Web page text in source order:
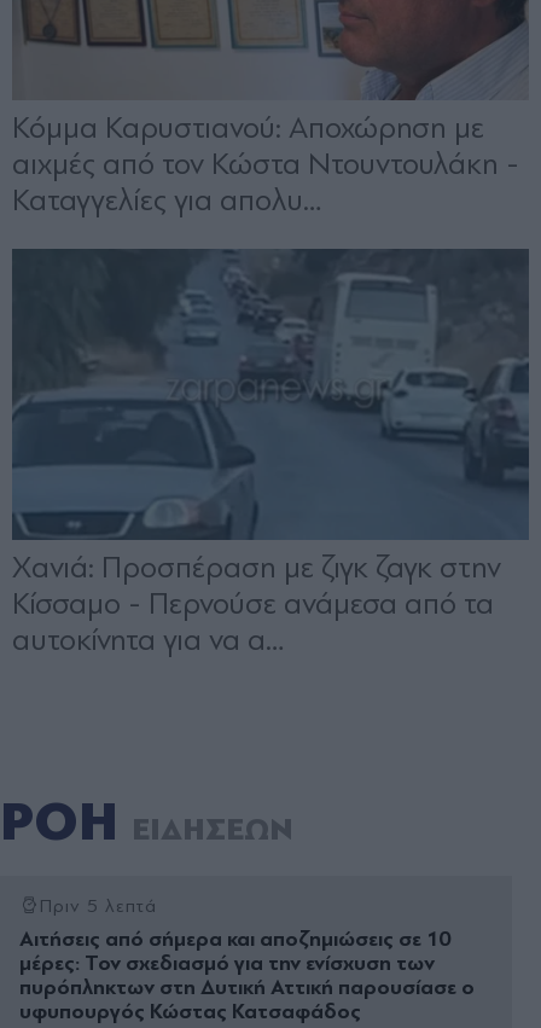
ΡΟΗ ΕΙΔΗΣΕΩΝ
Πριν 5 λεπτά
Αιτήσεις από σήμερα και αποζημιώσεις σε 10
μέρες: Τον σχεδιασμό για την ενίσχυση των
πυρόπληκτων στη Δυτική Αττική παρουσίασε ο
υφυπουργός Κώστας Κατσαφάδος